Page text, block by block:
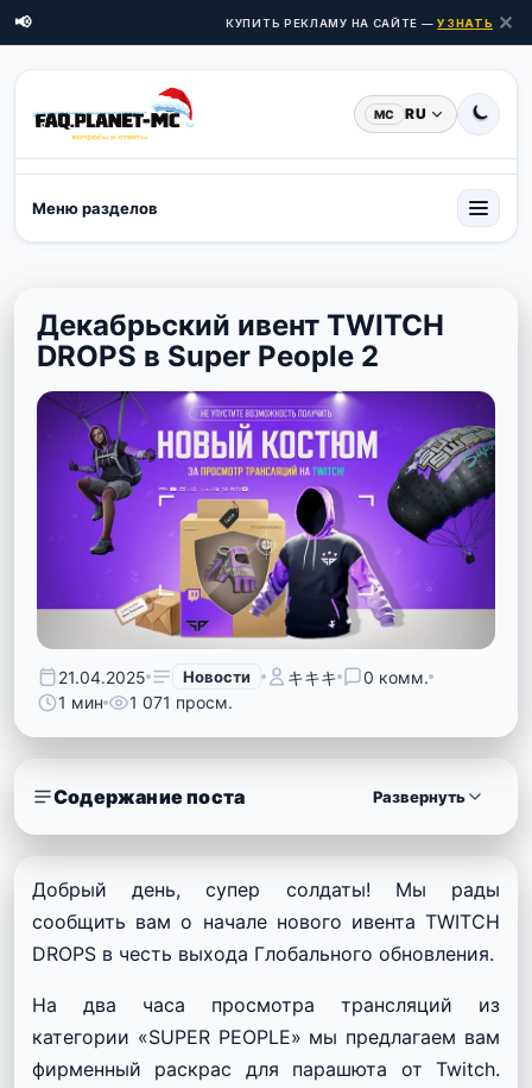
📢 КУПИТЬ РЕКЛАМУ НА САЙТЕ —УЗНАТЬ ЦЕНЫ
✕
MC RU
Меню разделов
Декабрьский ивент TWITCH
DROPS в Super People 2
21.04.2025 Новости キキキ
0 комм.
1 мин
1 071 просм.
Содержание поста Развернуть
Добрый день, супер солдаты! Мы рады
сообщить вам о начале нового ивента TWITCH
DROPS в честь выхода Глобального обновления.
На два часа просмотра трансляций из
категории «SUPER PEOPLE» мы предлагаем вам
фирменный раскрас для парашюта от Twitch.